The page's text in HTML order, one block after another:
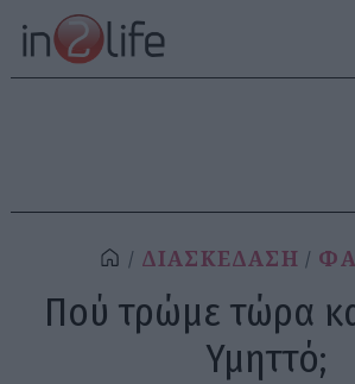
ΔΙΑΣΚΕΔΑΣΗ
Πού τρώμε τώρα
Υμηττό;